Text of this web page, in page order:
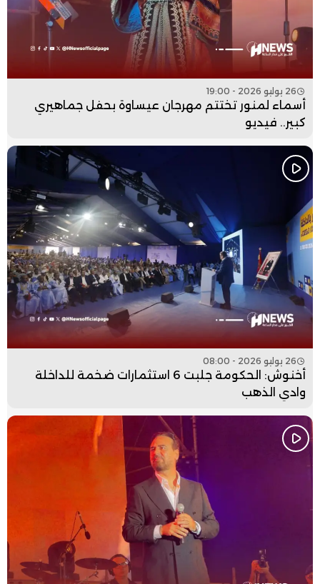
26 يوليو 2026 - 19:00
أسماء لمنور تختتم مهرجان عيساوة بحفل جماهيري
كبير.. فيديو
26 يوليو 2026 - 08:00
أخنوش: الحكومة جلبت 6 استثمارات ضخمة للداخلة
وادي الذهب